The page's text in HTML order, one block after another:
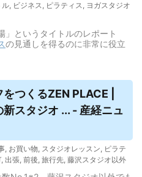
ル, ビジネス, ピラティス, ヨガスタジオ
」というタイトルのレポート
の見通しを得るのに非常に役立
つくるZEN PLACE |
スタジオ ... - 産経ニュ
, お買い物, スタジオレッスン, ピラテ
, 出張, 前後, 旅行先, 藤沢スタジオ以外